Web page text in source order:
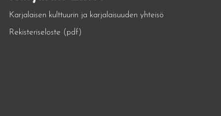
Karjalaisen kulttuurin ja karjalaisuuden yhteisö
Rekisteriseloste (pdf)